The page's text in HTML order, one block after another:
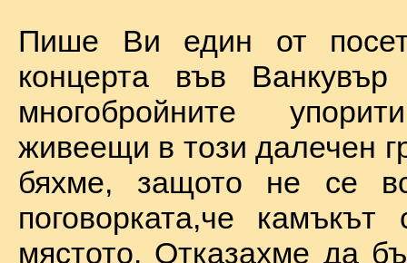
Пише Ви един от
концерта във
многобройните
живеещи в този далечен
бяхме, защото не се
поговорката,че
мястото. Отказахме да